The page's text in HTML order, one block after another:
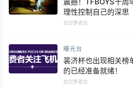
理性控制自己的深思
白日梦老白
曝光台
裴济杯也出现相关
的已经准备就绪！
白日梦老白